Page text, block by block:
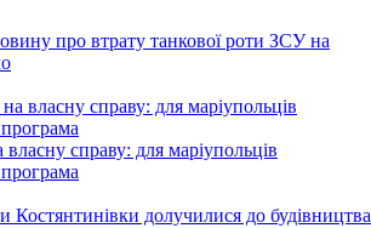
про втрату танкової роти ЗСУ на
справу: для маріупольців